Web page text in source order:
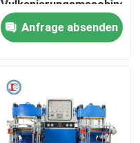
Vulkanierungsmaschine
250 Tonnen zur
Herstellung von O-
Ring-Autoprodukten
Anfrage absenden